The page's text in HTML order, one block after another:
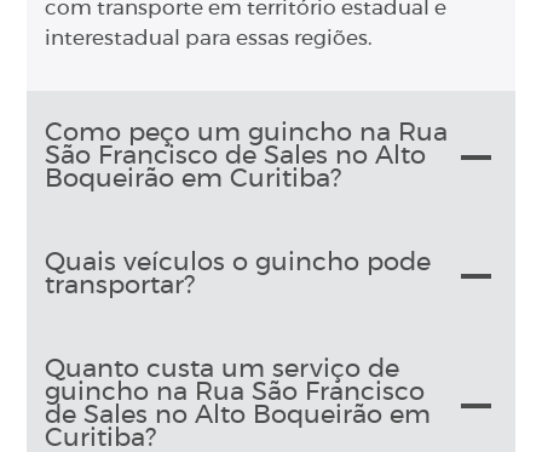
com transporte em território estadual e
interestadual para essas regiões.
Como peço um guincho na Rua
São Francisco de Sales no Alto
Boqueirão em Curitiba?
Quais veículos o guincho pode
transportar?
Quanto custa um serviço de
guincho na Rua São Francisco
de Sales no Alto Boqueirão em
Curitiba?